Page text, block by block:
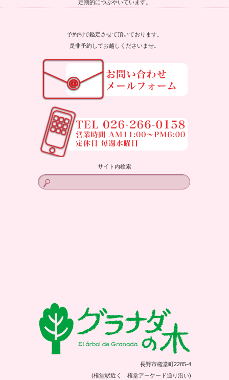
定期的につぶやいています。
予約制で鑑定させて頂いております。
是非予約してお越しくださいませ。
サイト内検索
長野市権堂町2285-4
(権堂駅近く 権堂アーケード通り沿い)